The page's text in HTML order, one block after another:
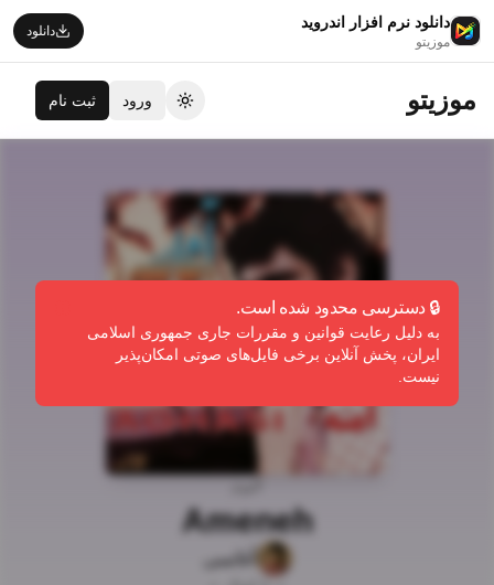
دانلود نرم افزار اندروید
موزیتو
دانلود
موزیتو تغییر تم
ورود ثبت نام
🔒 دسترسی محدود شده است.
به دلیل رعایت قوانین و مقررات جاری جمهوری اسلامی
ایران، پخش آنلاین برخی فایل‌های صوتی امکان‌پذیر
نیست.
Ameneh
آغاسی